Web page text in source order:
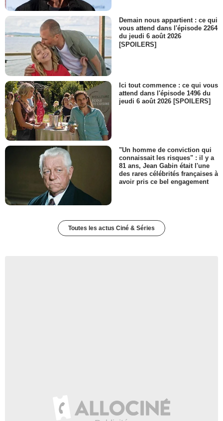
Demain nous appartient : ce qui
vous attend dans l'épisode 2264
du jeudi 6 août 2026
[SPOILERS]
Ici tout commence : ce qui vous
attend dans l'épisode 1496 du
jeudi 6 août 2026 [SPOILERS]
"Un homme de conviction qui
connaissait les risques" : il y a
81 ans, Jean Gabin était l'une
des rares célébrités françaises à
avoir pris ce bel engagement
Toutes les actus Ciné & Séries